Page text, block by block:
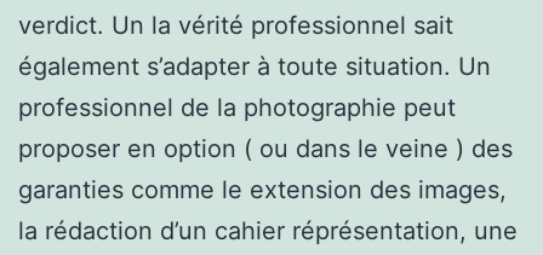
verdict. Un la vérité professionnel sait
également s’adapter à toute situation. Un
professionnel de la photographie peut
proposer en option ( ou dans le veine ) des
garanties comme le extension des images,
la rédaction d’un cahier réprésentation, une